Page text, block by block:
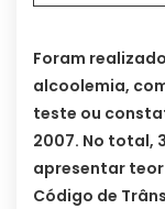
Foram
alcoolemia,
teste ou
2007. No total,
apresentar
Código de